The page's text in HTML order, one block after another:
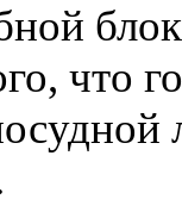
что